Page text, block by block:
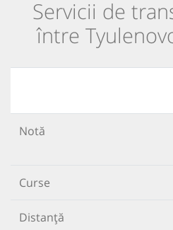
Servicii de
între
Notă
Curse
Distanță